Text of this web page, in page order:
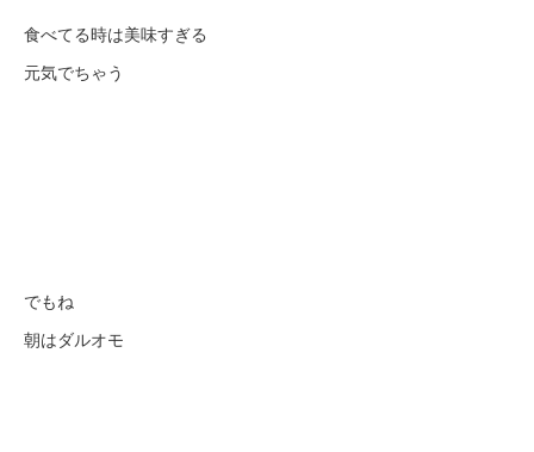
食べてる時は美味すぎる
元気でちゃう
でもね
朝はダルオモ